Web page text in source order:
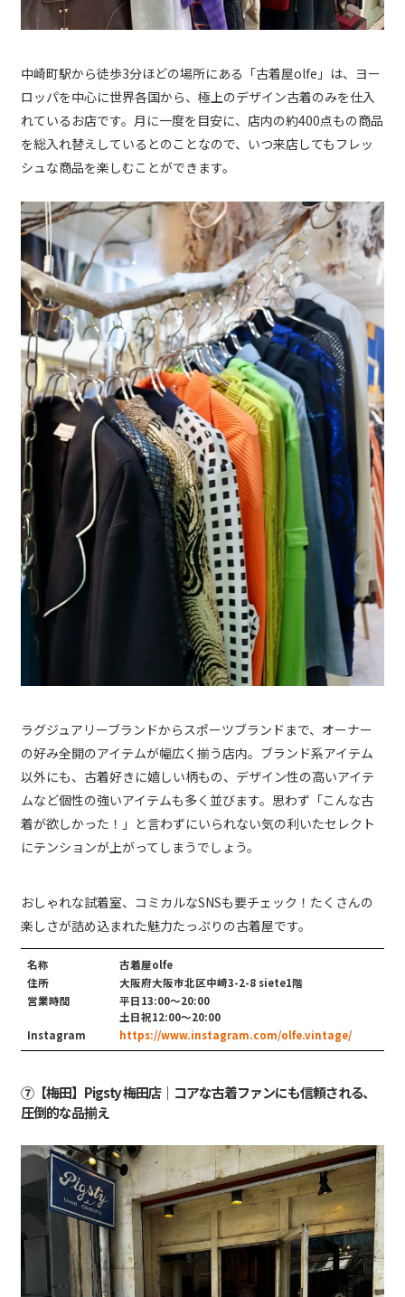
中崎町駅から徒歩3分ほどの場所にある「古着屋olfe」は、ヨー
ロッパを中心に世界各国から、極上のデザイン古着のみを仕入
れているお店です。月に一度を目安に、店内の約400点もの商品
を総入れ替えしているとのことなので、いつ来店してもフレッ
シュな商品を楽しむことができます。
ラグジュアリーブランドからスポーツブランドまで、オーナー
の好み全開のアイテムが幅広く揃う店内。ブランド系アイテム
以外にも、古着好きに嬉しい柄もの、デザイン性の高いアイテ
ムなど個性の強いアイテムも多く並びます。思わず「こんな古
着が欲しかった！」と言わずにいられない気の利いたセレクト
にテンションが上がってしまうでしょう。
おしゃれな試着室、コミカルなSNSも要チェック！たくさんの
楽しさが詰め込まれた魅力たっぷりの古着屋です。
名称
古着屋olfe
住所
大阪府大阪市北区中崎3-2-8 siete1階
営業時間
平日13:00〜20:00
土日祝12:00〜20:00
Instagram
https://www.instagram.com/olfe.vintage/
⑦【梅田】Pigsty 梅田店｜コアな古着ファンにも信頼される、
圧倒的な品揃え